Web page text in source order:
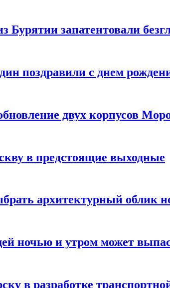
Бурятии запатентовали
поздравили с днем
двух корпусов
в предстоящие выходные
архитектурный облик
ночью и утром может
в разработке